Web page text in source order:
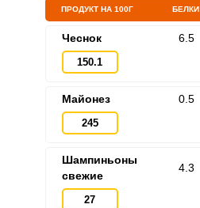
ПРОДУКТ НА 100Г БЕЛКИ
Чеснок
150.1
6.5
Майонез
245
0.5
Шампиньоны
свежие
27
4.3